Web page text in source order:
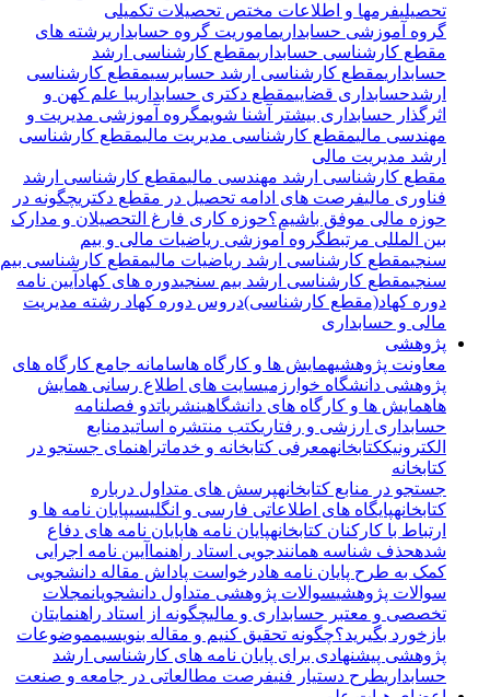
تحصیلیفرمها و اطلاعات مختص تحصیلات تکمیلی
گروه آموزشی حسابداریماموریت گروه حسابداریرشته های
مقطع کارشناسی حسابداریمقطع کارشناسی ارشد
حسابداریمقطع کارشناسی ارشد حسابرسیمقطع کارشناسی
ارشدحسابداری قضاییمقطع دکتری حسابداریبا علم کهن و
اثرگذار حسابداری بیشتر آشنا شویمگروه آموزشی مدیریت و
مهندسی مالیمقطع کارشناسی مدیریت مالیمقطع کارشناسی
ارشد مدیریت مالی
مقطع کارشناسی ارشد مهندسی مالیمقطع کارشناسی ارشد
فناوری مالیفرصت های ادامه تحصیل در مقطع دکتریچگونه در
حوزه مالی موفق باشیم؟حوزه کاری فارغ التحصیلان و مدارک
بین المللی مرتبطگروه آموزشی ریاضیات مالی و بیم
سنجیمقطع کارشناسی ارشد ریاضیات مالیمقطع کارشناسی بیم
سنجیمقطع کارشناسی ارشد بیم سنجیدوره های کهادآیین نامه
دوره کهاد(مقطع کارشناسی) دروس دوره کهاد رشته مدیریت
مالی و حسابداری
پژوهشی
معاونت پژوهشیهمایش ها و کارگاه هاسامانه جامع کارگاه های
پژوهشی دانشگاه خوارزمیسایت های اطلاع رسانی همایش
هاهمایش ها و کارگاه های دانشگاهینشریاتدو فصلنامه
حسابداری ارزشی و رفتاریکتب منتشره اساتیدمنابع
الکترونیککتابخانهمعرفی کتابخانه و خدماتراهنمای جستجو در
کتابخانه
جستجو در منابع کتابخانهپرسش های متداول درباره
کتابخانهپایگاه های اطلاعاتی فارسی و انگلیسیپایان نامه ها و
ارتباط با کارکنان کتابخانهپایان نامه هاپایان نامه های دفاع
شدهحذف شناسه همانندجویی استاد راهنماآیین نامه اجرایی
کمک به طرح پایان نامه هادرخواست پاداش مقاله دانشجویی
سوالات پژوهشیسوالات پژوهشی متداول دانشجویانمجلات
تخصصی و معتبر حسابداری و مالیچگونه از استاد راهنمایتان
بازخورد بگیرید؟چگونه تحقیق کنیم و مقاله بنویسیمموضوعات
پژوهشی پیشنهادی برای پایان نامه های کارشناسی ارشد
حسابداریطرح دستیار فنیفرصت مطالعاتی در جامعه و صنعت